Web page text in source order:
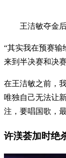
王洁敏夺金
“其实我在预赛输
来到半决赛和决
在王洁敏之前，
唯独自己无法让
注，要唱国歌，
许渼荟加时绝